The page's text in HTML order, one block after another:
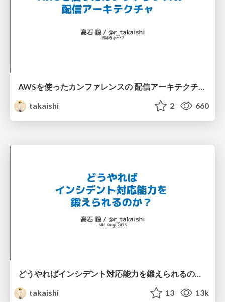
AWSを使ったカンファレンスの 配信アーキテクチャ - 吉祥寺.pm37
takaishi
2 660
どうやればインシデント対応能力を鍛えられるのか？ / SRE Kaigi 2025
takaishi
13 13k